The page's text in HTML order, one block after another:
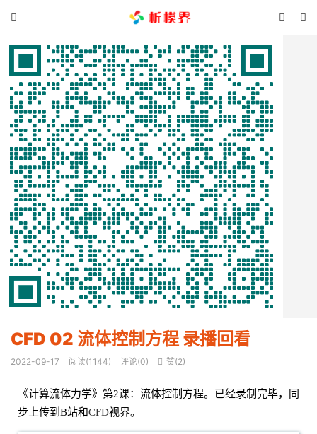
 

CFD 02 流体控制方程 录播回看
2022-09-17 阅读(1144) 评论(0)  赞(2)
《计算流体力学》第2课：流体控制方程。已经录制完毕，同
步上传到B站和CFD视界。